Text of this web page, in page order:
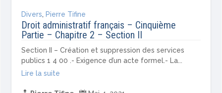
Divers, Pierre Tifine
Droit administratif français – Cinquième
Partie – Chapitre 2 – Section II
Section II – Création et suppression des services
publics 1 4 00 .- Exigence d’un acte formel.- La...
Lire la suite